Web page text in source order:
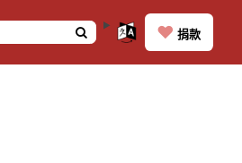
❤️ 捐款